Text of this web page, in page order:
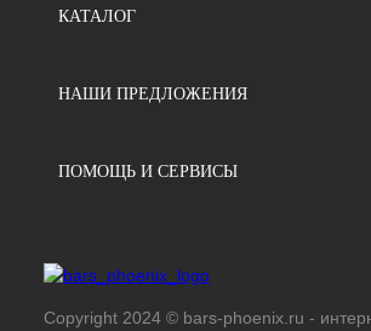
КАТАЛОГ
НАШИ ПРЕДЛОЖЕНИЯ
ПОМОЩЬ И СЕРВИСЫ
Copyright 2024 © bars-phoenix.ru -